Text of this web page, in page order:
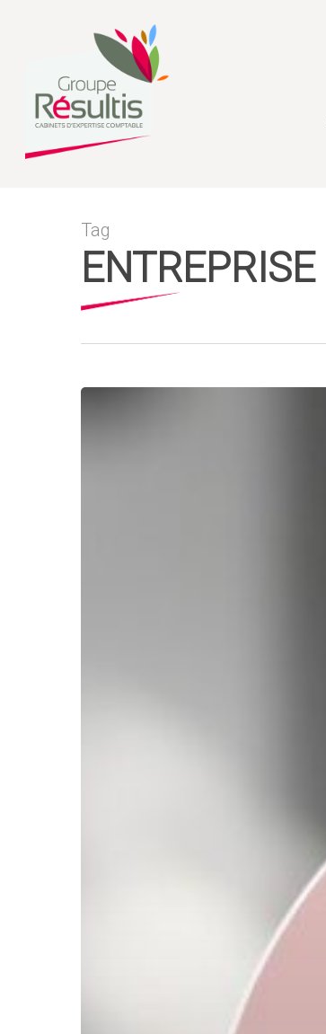
Tag
ENTREPRISE